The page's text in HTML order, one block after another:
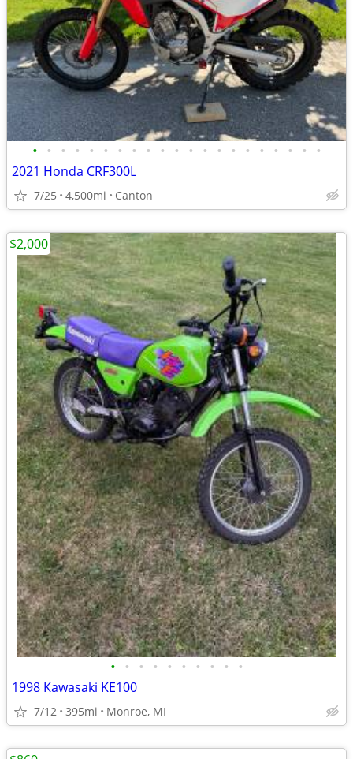
• • • • • • • • • • • • • • • • • • • • •
2021 Honda CRF300L
7/25 4,500mi Canton
• • • • • • • • • •
1998 Kawasaki KE100
7/12 395mi Monroe, MI
$2,000